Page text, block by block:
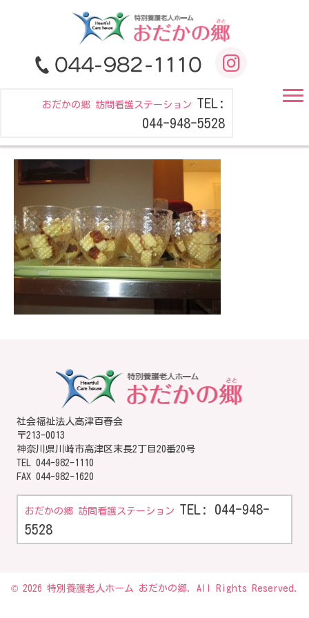
おだかの郷 訪問看護ステーション TEL:
044-948-5528
社会福祉法人高津百春会
〒213-0013
神奈川県川崎市高津区末長2丁目20番20号
TEL 044-982-1110
FAX 044-982-1620
おだかの郷 訪問看護ステーション TEL: 044-948-
5528
© 2026 特別養護老人ホーム おだかの郷. All Rights Reserved.